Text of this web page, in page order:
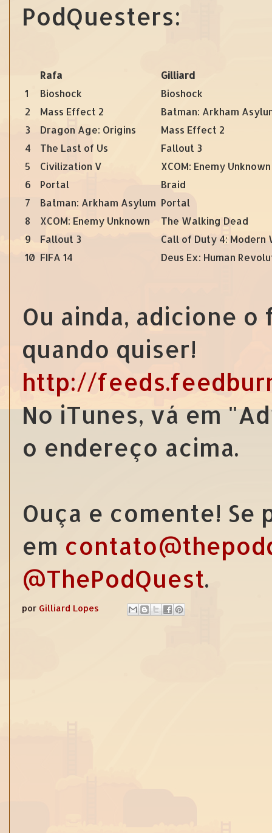
PodQuesters:
Rafa
Gilliard
1
Bioshock
Bioshock
2
Mass Effect 2
Batman: Arkham
3
Dragon Age: Origins
Mass Effect 2
4
The Last of Us
Fallout 3
5
Civilization V
XCOM: Enemy Unknown
6
Portal
Braid
7
Batman: Arkham Asylum Portal
8
XCOM: Enemy Unknown
The Walking Dead
9
Fallout 3
Call of Duty 4: Modern
10 FIFA 14 Deus Ex: Human
Ou ainda, adicione
quando quiser!
http://
No iTunes, vá em
o endereço acima.
Ouça e comente!
em
@ThePodQuest.
por Gilliard Lopes